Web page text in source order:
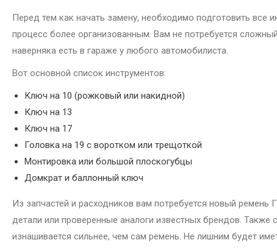
Перед тем как начать замену, необходимо подготовить все
процесс более организованным. Вам не потребуется
наверняка есть в гараже у любого автомобилиста.
Вот основной список инструментов:
Ключ на 10 (рожковый или накидной)
Ключ на 13
Ключ на 17
Головка на 19 с воротком или трещоткой
Монтировка или большой плоскогубцы
Домкрат и баллонный ключ
Из запчастей и расходников вам потребуется новый
детали или проверенные аналоги известных брендов. Также
изнашивается сильнее, чем сам ремень. Не лишним будет